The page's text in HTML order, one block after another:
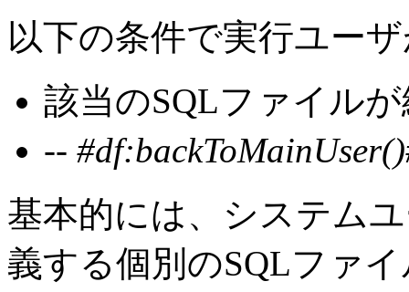
以下の条件で実行ユー
該当のSQLファイル
--
基本的には、システム
義する個別のSQLファ